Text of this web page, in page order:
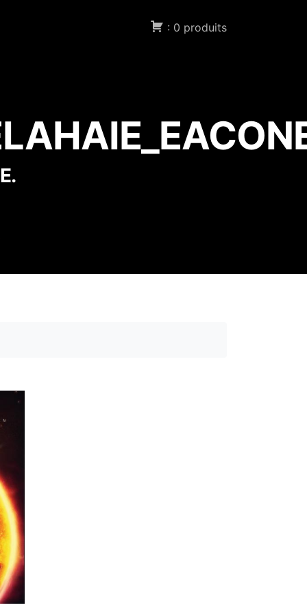
Contact: 0 produits